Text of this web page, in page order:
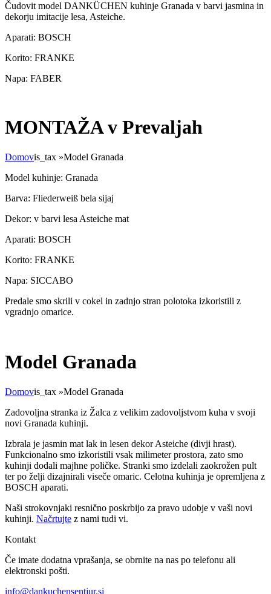
Čudovit model DANKÜCHEN kuhinje Granada v barvi jasmina in
dekorju imitacije lesa, Asteiche.
Aparati: BOSCH
Korito: FRANKE
Napa: FABER
MONTAŽA v Prevaljah
Domovis_tax »Model Granada
Model kuhinje: Granada
Barva: Fliederweiß bela sijaj
Dekor: v barvi lesa Asteiche mat
Aparati: BOSCH
Korito: FRANKE
Napa: SICCABO
Predale smo skrili v cokel in zadnjo stran polotoka izkoristili z
vgradnjo omarice.
Model Granada
Domovis_tax »Model Granada
Zadovoljna stranka iz Žalca z velikim zadovoljstvom kuha v svoji
novi Granada kuhinji.
Izbrala je jasmin mat lak in lesen dekor Asteiche (divji hrast).
Funkcionalno smo izkoristili vsak milimeter prostora, zato smo
kuhinji dodali majhne poličke. Stranki smo izdelali zaokrožen pult
ter po želji dizajnirali viseče omaric. Celotna kuhinja je opremljena z
BOSCH aparati.
Naši strokovnjaki resnično poskrbijo za pravo udobje v vaši novi
kuhinji. Načrtujte z nami tudi vi.
Kontakt
Če imate dodatna vprašanja, se obrnite na nas po telefonu ali
elektronski pošti.
info@dankuchensentjur.si